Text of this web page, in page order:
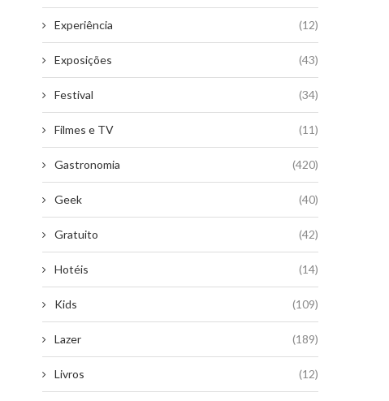
Experiência (12)
Exposições (43)
Festival (34)
Filmes e TV (11)
Gastronomia (420)
Geek (40)
Gratuito (42)
Hotéis (14)
Kids (109)
Lazer (189)
Livros (12)